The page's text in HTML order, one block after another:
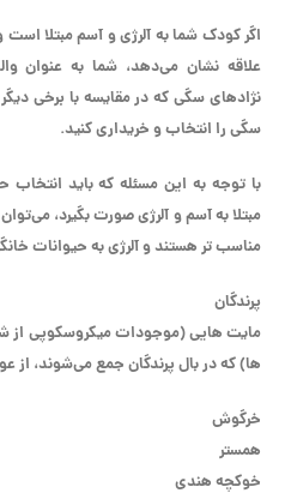
اگر کودک شما به آلرژی و آسم مبتلا
علاقه نشان می‌دهد، شما به عنوان
نژادهای سگی که در مقایسه با برخی
سگی را انتخاب و خریداری کنید.
با توجه به این مسئله که باید
مبتلا به آسم و آلرژی صورت بگیرد،
مناسب تر هستند و آلرژی به حیوانات
پرندگان
مایت هایی (موجودات میکروسکوپی از
ها) که در بال پرندگان جمع می‌شوند، از
خرگوش
همستر
خوکچه هندی